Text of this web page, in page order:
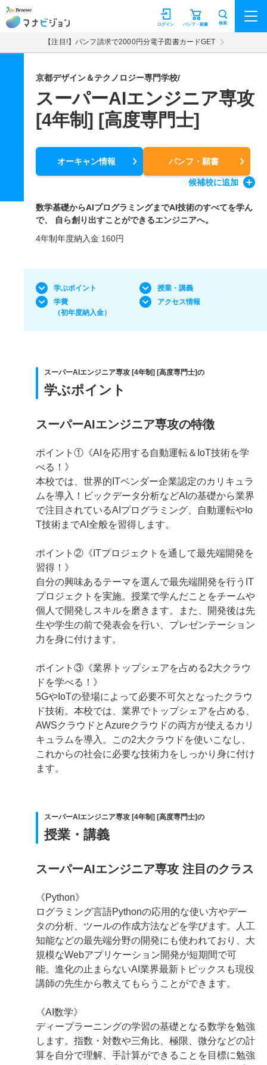
マナビジョン パンフ・願書
ログイン 検索
【注目!】パンフ請求で2000円分電子図書カードGET
京都デザイン＆テクノロジー専門学校/
スーパーAIエンジニア専攻
[4年制] [高度専門士]
オーキャン情報 パンフ・願書
候補校に追加
数学基礎からAIプログラミングまでAI技術のすべてを学ん
で、 自ら創り出すことができるエンジニアへ。
4年制年度納入金 160円
学ぶポイント
授業・講義
学費
（初年度納入金）
アクセス情報
スーパーAIエンジニア専攻 [4年制] [高度専門士]の
学ぶポイント
スーパーAIエンジニア専攻の特徴
ポイント①《AIを応用する自動運転＆IoT技術を学
べる！》
本校では、世界的ITベンダー企業認定のカリキュラ
ムを導入！ビックデータ分析などAIの基礎から業界
で注目されているAIプログラミング、自動運転やIo
T技術までAI全般を習得します。
ポイント②《ITプロジェクトを通して最先端開発を
習得！》
自分の興味あるテーマを選んで最先端開発を行うIT
プロジェクトを実施。授業で学んだことをチームや
個人で開発しスキルを磨きます。また、開発後は先
生や学生の前で発表会を行い、プレゼンテーション
力を身に付けます。
ポイント③《業界トップシェアを占める2大クラウ
ドを学べる！》
5GやIoTの登場によって必要不可欠となったクラウ
ド技術。本校では、業界でトップシェアを占める、
AWSクラウドとAzureクラウドの両方が使えるカリ
キュラムを導入。この2大クラウドを使いこなし、
これからの社会に必要な技術力をしっかり身に付け
ます。
スーパーAIエンジニア専攻 [4年制] [高度専門士]の
授業・講義
スーパーAIエンジニア専攻 注目のクラス
《Python》
ログラミング言語Pythonの応用的な使い方やデー
タの分析、ツールの作成方法などを学びます。人工
知能などの最先端分野の開発にも使われており、大
規模なWebアプリケーション開発が短期間で可
能。進化の止まらないAI業界最新トピックスも現役
講師の先生から教えてもらうことができます。
《AI数学》
ディープラーニングの学習の基礎となる数学を勉強
します。指数・対数や三角比、極限、微分などの計
算を自分で理解、手計算ができることを目標に勉強